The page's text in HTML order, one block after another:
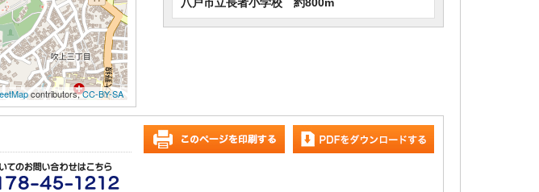
contributors,CC-BY-SA